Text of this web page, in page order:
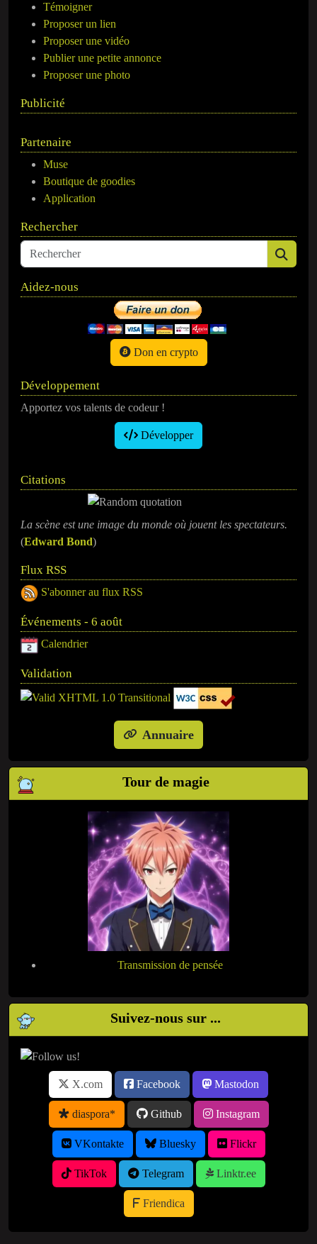
Témoigner
Proposer un lien
Proposer une vidéo
Publier une petite annonce
Proposer une photo
Publicité
Partenaire
Muse
Boutique de goodies
Application
Rechercher
Aidez-nous
Don en crypto
Développement
Apportez vos talents de codeur !
Développer
Citations
La scène est une image du monde où jouent les spectateurs.
(Edward Bond)
Flux RSS
S'abonner au flux RSS
Événements - 6 août
Calendrier
Validation
Annuaire
Tour de magie
Transmission de pensée
Suivez-nous sur ...
X.com Facebook Mastodon
diaspora* Github Instagram
VKontakte Bluesky Flickr
TikTok Telegram Linktr.ee
Friendica